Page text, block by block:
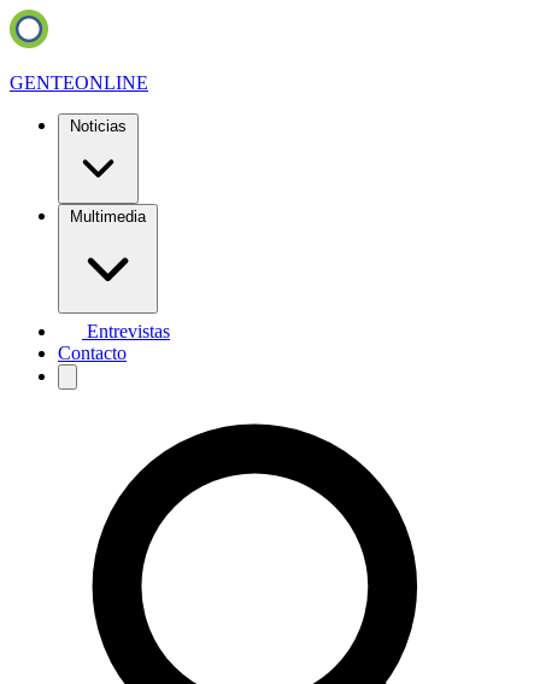
GENTEONLINE
Noticias
Multimedia
Entrevistas
Contacto